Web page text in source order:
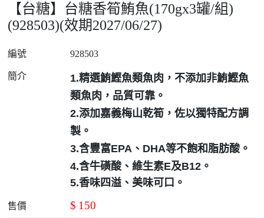
【台糖】台糖香筍鮪魚(170gx3罐/組)
(928503)(效期2027/06/27)
編號 928503
簡介
1.精選鮪鰹魚類魚肉，不添加非鮪鰹魚
類魚肉，品質可靠。
2.添加嘉義梅山乾筍，佐以獨特配方調
製。
3.含豐富EPA、DHA等不飽和脂肪酸。
4.含牛磺酸、維生素E及B12。
5.香味四溢、美味可口。
售價 $ 150